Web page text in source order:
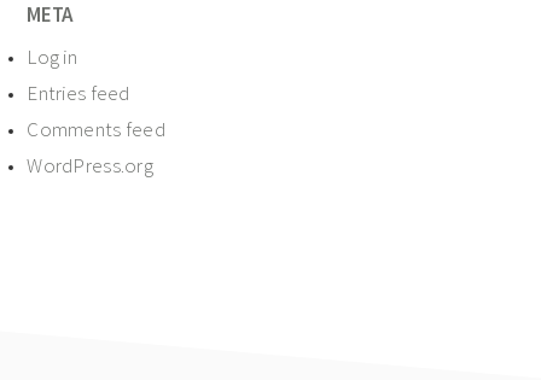
META
Log in
Entries feed
Comments feed
WordPress.org